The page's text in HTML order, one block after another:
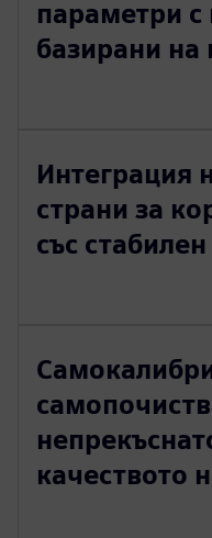
параметри
базирани на
Интеграция
страни за
със
качеството